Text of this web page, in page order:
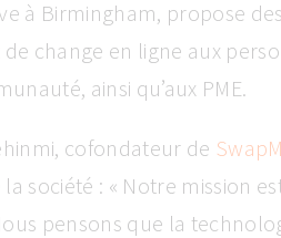
à Birmingham, propose
de change en ligne aux
ainsi qu’aux PME.
cofondateur de
société : « Notre mission
pensons que la